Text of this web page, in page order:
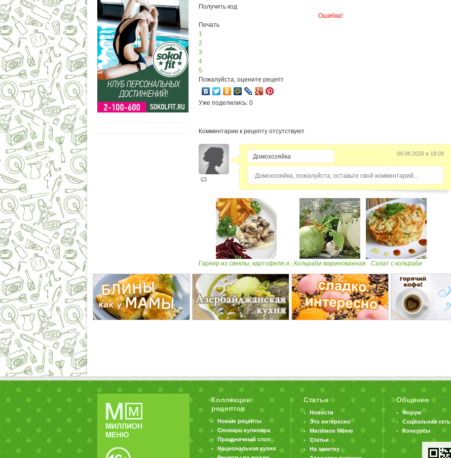
Получить код
Ошибка!
Печать
1
2
3
4
5
Пожалуйста, оцените рецепт
Уже поделились: 0
Комментарии к рецепту отсутствуют
09.08.2026 в 18:09
Домохозяйка, пожалуйста, оставьте свой комментарий...
Гарнир из свеклы, картофеля и...Кольраби маринованная Салат с кольраби
Коллекции
рецептов
Новые рецепты
Словарь кулинара
Праздничный стол
Национальная кухня
Статьи
Новости
Это интересно
Миллион Меню
Статьи
На заметку
Общение
Форум
Социальная сеть
Конкурсы